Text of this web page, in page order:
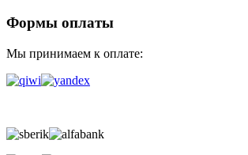
Формы оплаты
Мы принимаем к оплате: